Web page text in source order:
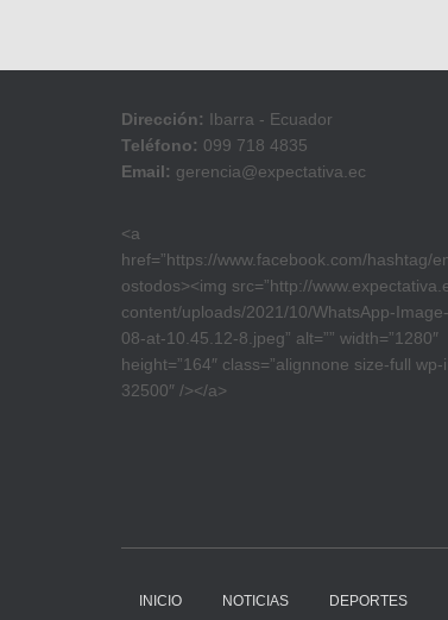
Dirección: Ibarra - Ecuador
Teléfono: 099 718 4835
Email: gerencia@expectativa.ec
<a
href=”https://www.facebook.com/hashtag/
ostodos><img src=”http://
content/uploads/2021/10/WhatsApp-
08-at-10.45.12-8.jpeg” alt=”” width=”1280″
height=”164″ class=”alignnone size-full
32500″ /></a>
INICIO NOTICIAS DEPORTES